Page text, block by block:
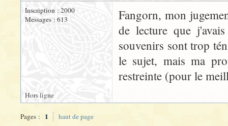
Inscription : 2000
Messages : 613
Fangorn, mon
de lecture que
souvenirs sont trop
le sujet, mais ma
restreinte (pour le
Hors ligne
Pages : 1 haut de page